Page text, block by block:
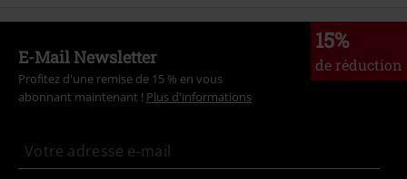
15%
de réduction
E-Mail Newsletter
Profitez d'une remise de 15 % en vous
abonnant maintenant ! Plus d'informations